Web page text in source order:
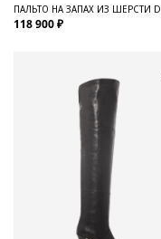
ПАЛЬТО НА ЗАПАХ ИЗ ШЕРСТИ
118 900 ₽